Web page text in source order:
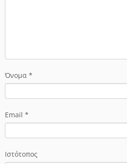
Όνομα *
Email *
Ιστότοπος